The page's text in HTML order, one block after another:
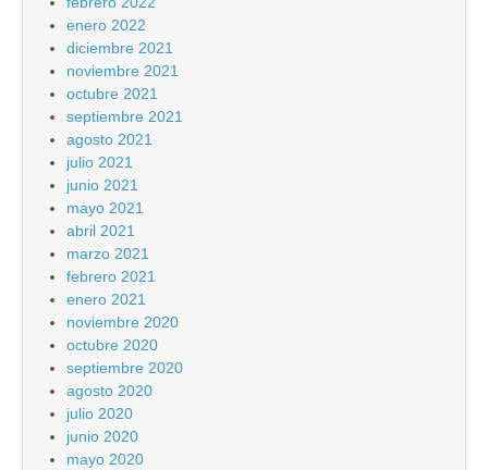
enero 2022
diciembre 2021
noviembre 2021
octubre 2021
septiembre 2021
agosto 2021
julio 2021
junio 2021
mayo 2021
abril 2021
marzo 2021
febrero 2021
enero 2021
noviembre 2020
octubre 2020
septiembre 2020
agosto 2020
julio 2020
junio 2020
mayo 2020